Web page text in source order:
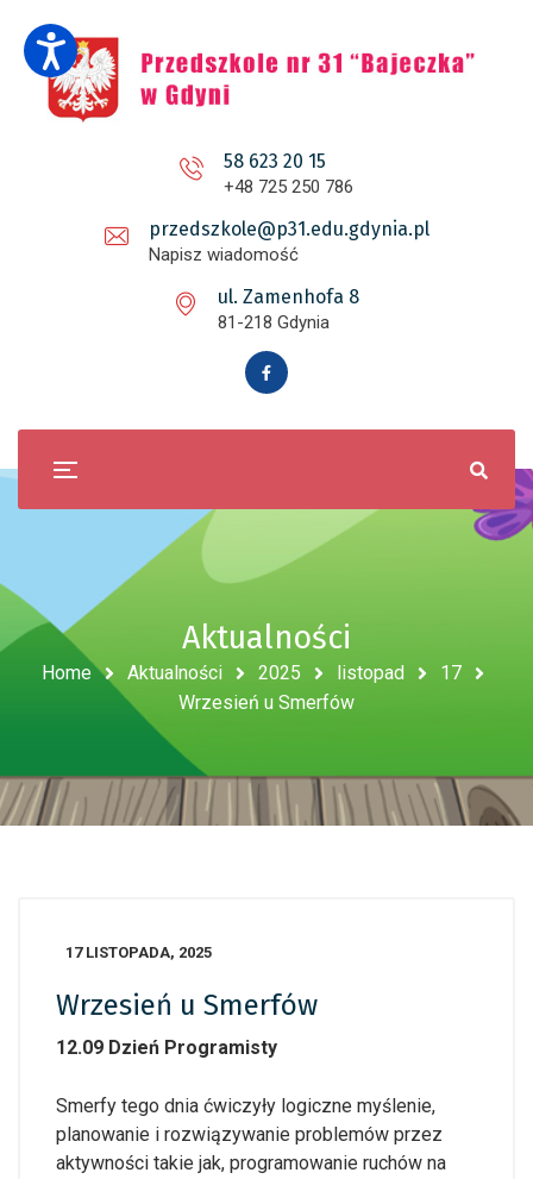
58 623 20 15
+48 725 250 786
przedszkole@p31.edu.gdynia.pl
Napisz wiadomość
ul. Zamenhofa 8
81-218 Gdynia
Aktualności
Home Aktualności 2025 listopad
17
Wrzesień u Smerfów
17 LISTOPADA, 2025
Wrzesień u Smerfów
12.09 Dzień Programisty
Smerfy tego dnia ćwiczyły logiczne myślenie,
planowanie i rozwiązywanie problemów przez
aktywności takie jak, programowanie ruchów na